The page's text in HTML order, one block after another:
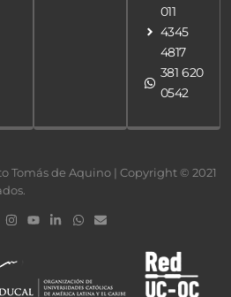
011
4345
4817
381 620
0542
Tomás de Aquino | Copyright © 2021